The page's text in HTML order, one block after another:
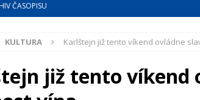
ČASOPISU
VOLNÝ ČAS
Prodaná nevěsta
ve Všenorech
KULTURA Karlštejn již tento víkend ovládne
již tento víkend